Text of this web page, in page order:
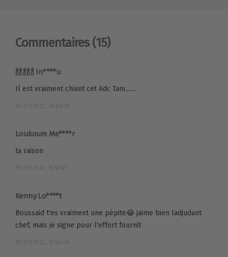
Commentaires (15)
🍾🍾🍾🍾🍾 In****u
Il est vraiment chiant cet Adc Tam.......
15/07/2022, 16:09:25
Loukoum Me****r
ta raison
15/07/2022, 15:51:41
Kenny Lo****t
Boussaid t'es vraiment une pépite😂 jaime bien ladjudant
chef, mais je signe pour l'effort fournit
15/07/2022, 15:52:49